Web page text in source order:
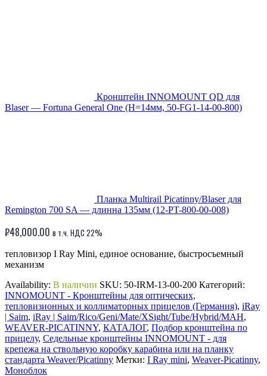
Кронштейн INNOMOUNT QD для
Blaser — Fortuna General One (H=14мм, 50-FG1-14-00-800)
Планка Multirail Picatinny/Blaser для
Remington 700 SA — длинна 135мм (12-PT-800-00-008)
₽48,000.00 в т.ч. НДС 22%
тепловизор I Ray Mini, единое основание, быстросъемный
механизм
Availability: В наличии SKU: 50-IRM-13-00-200 Категорий:
INNOMOUNT - Кронштейны для оптических,
тепловизионных и коллиматорных прицелов (Германия), iRay
| Saim, iRay | Saim/Rico/Geni/Mate/XSight/Tube/Hybrid/MAH,
WEAVER-PICATINNY, КАТАЛОГ, Подбор кронштейна по
прицелу, Седельные кронштейны INNOMOUNT - для
крепежа на ствольную коробку карабина или на планку
стандарта Weaver/Picatinny Метки: I Ray mini, Weaver-Picatinny,
Моноблок